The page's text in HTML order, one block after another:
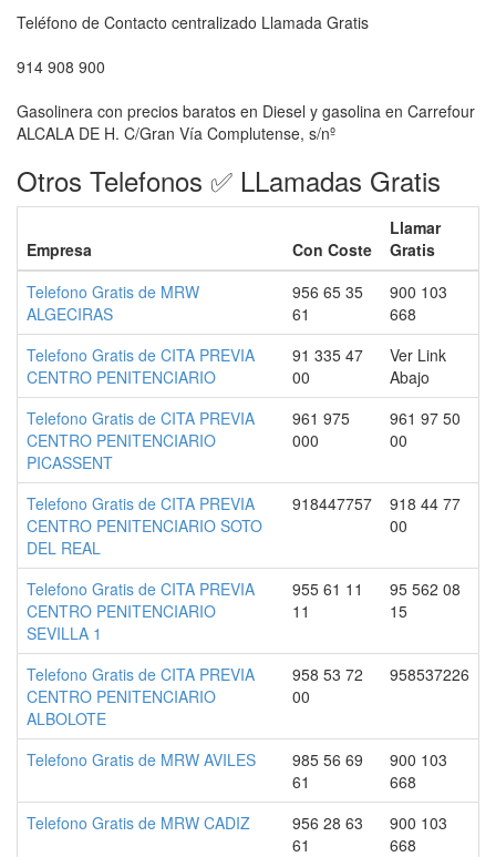
Teléfono de Contacto centralizado Llamada Gratis
914 908 900
Gasolinera con precios baratos en Diesel y gasolina en Carrefour
ALCALA DE H. C/Gran Vía Complutense, s/nº
Otros Telefonos ✅ LLamadas Gratis
Empresa Con Coste
Llamar
Gratis
Telefono Gratis de MRW
ALGECIRAS
956 65 35
61
900 103
668
Telefono Gratis de CITA PREVIA
CENTRO PENITENCIARIO
91 335 47
00
Ver Link
Abajo
Telefono Gratis de CITA PREVIA
CENTRO PENITENCIARIO
PICASSENT
961 975
000
961 97 50
00
Telefono Gratis de CITA PREVIA
CENTRO PENITENCIARIO SOTO
DEL REAL
918447757
918 44 77
00
Telefono Gratis de CITA PREVIA
CENTRO PENITENCIARIO
SEVILLA 1
955 61 11
11
95 562 08
15
Telefono Gratis de CITA PREVIA
CENTRO PENITENCIARIO
ALBOLOTE
958 53 72
00
958537226
Telefono Gratis de MRW AVILES
985 56 69
61
900 103
668
Telefono Gratis de MRW CADIZ
956 28 63
61
900 103
668